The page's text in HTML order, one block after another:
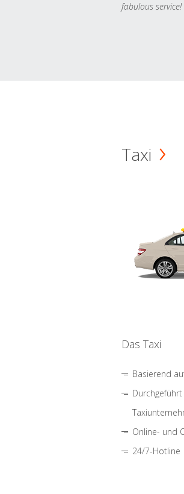
fabulous service!
Taxi
Das Taxi
Basierend
Online- und
24/7-Hotline